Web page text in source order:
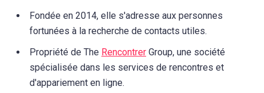
Fondée en 2014, elle s'adresse aux personnes
fortunées à la recherche de contacts utiles.
Propriété de The Rencontrer Group, une société
spécialisée dans les services de rencontres et
d'appariement en ligne.